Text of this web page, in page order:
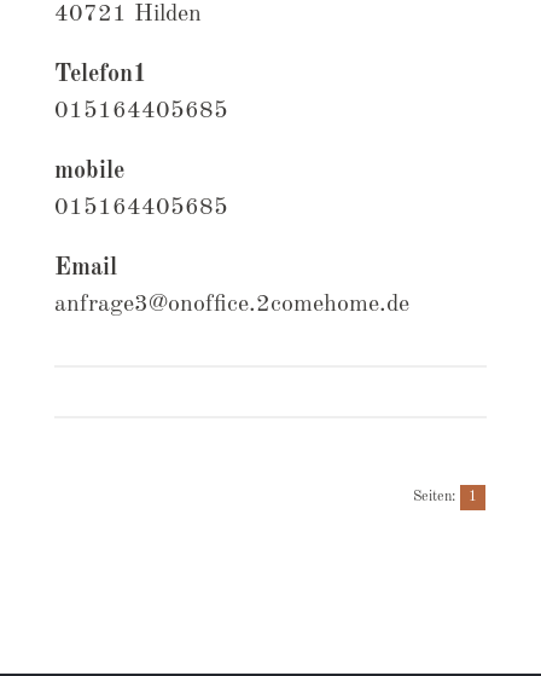
40721 Hilden
Telefon1
015164405685
mobile
015164405685
Email
anfrage3@onoffice.2comehome.de
Seiten: 1